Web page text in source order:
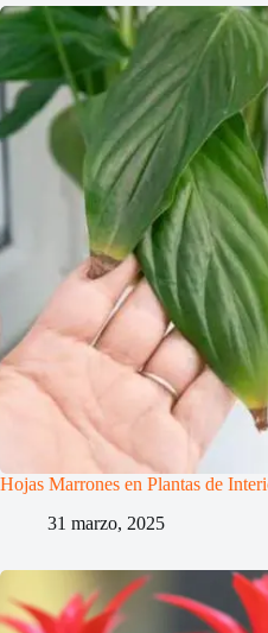
Hojas Marrones en Plantas de
31 marzo, 2025